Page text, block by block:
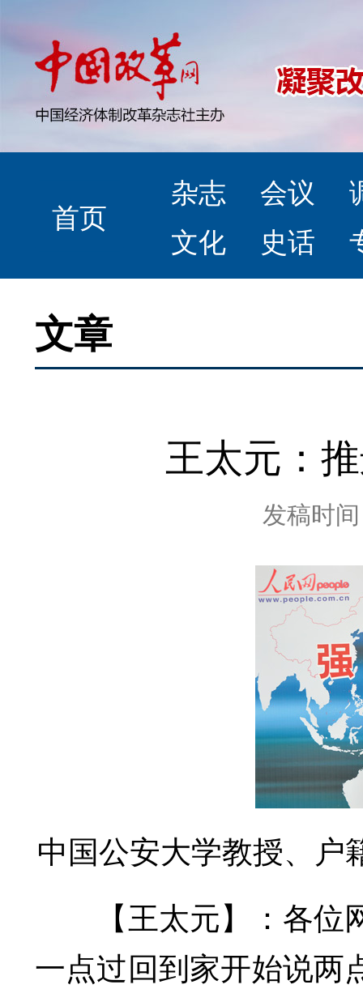
首页
杂志 会议
文化
史话
文章
王太元：
发稿时
中国公安大学教授、户
【王太元】：各位
一点过回到家开始说两